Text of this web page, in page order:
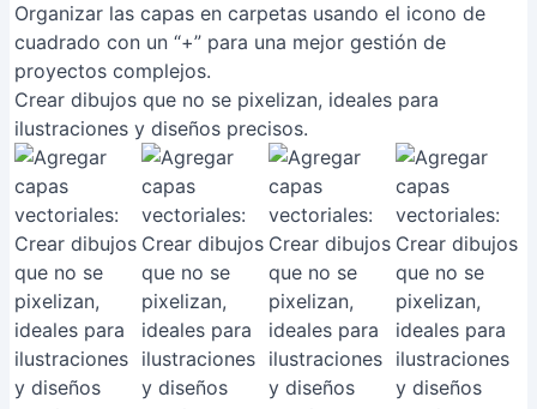
Organizar las capas en carpetas usando el icono de
cuadrado con un “+” para una mejor gestión de
proyectos complejos.
Crear dibujos que no se pixelizan, ideales para
ilustraciones y diseños precisos.